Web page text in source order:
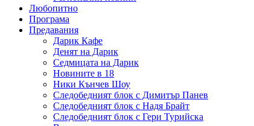
Любопитно
Програма
Предавания
Дарик Кафе
Денят на Дарик
Седмицата на Дарик
Новините в 18
Ники Кънчев Шоу
Следобедният блок с Димитър Панев
Следобедният блок с Надя Брайт
Следобедният блок с Гери Турийска